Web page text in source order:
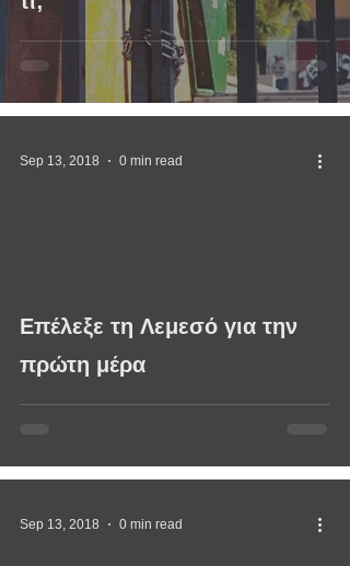
Επέλεξε τη Λεμεσό για την
πρώτη μέρα
Sep 13, 2018 0 min read
Sep 13, 2018 0 min read